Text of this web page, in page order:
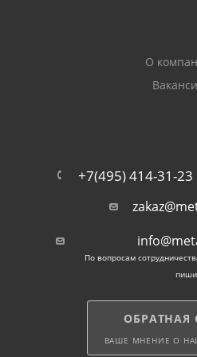
телефону или через чат.
О
+7(495) 414-31-23
По вопросам
ОБРАТНАЯ
ВАШЕ МНЕНИЕ О